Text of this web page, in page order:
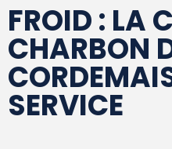
FROID : LA
CHARBON
SERVICE